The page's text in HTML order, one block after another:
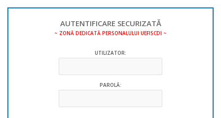
AUTENTIFICARE SECURIZATĂ
~ ZONĂ DEDICATĂ PERSONALULUI UEFISCDI ~
UTILIZATOR:
PAROLĂ: